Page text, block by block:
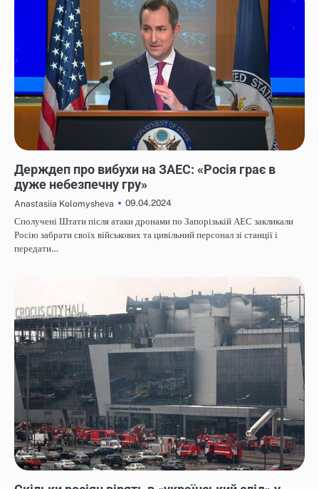
Держдеп про вибухи на ЗАЕС: «Росія грає в
дуже небезпечну гру»
Anastasiia Kolomysheva
09.04.2024
Сполучені Штати після атаки дронами по Запорізькій АЕС закликали
Росію забрати своїх військових та цивільний персонал зі станції і
передати…